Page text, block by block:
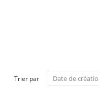
Trier par